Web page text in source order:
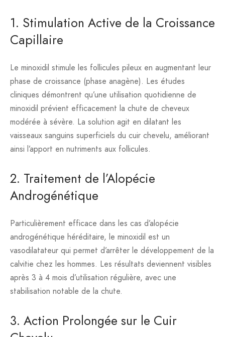
1. Stimulation Active de la Croissance
Capillaire
Le minoxidil stimule les follicules pileux en augmentant leur
phase de croissance (phase anagène). Les études
cliniques démontrent qu’une utilisation quotidienne de
minoxidil prévient efficacement la chute de cheveux
modérée à sévère. La solution agit en dilatant les
vaisseaux sanguins superficiels du cuir chevelu, améliorant
ainsi l’apport en nutriments aux follicules.
2. Traitement de l’Alopécie
Androgénétique
Particulièrement efficace dans les cas d’alopécie
androgénétique héréditaire, le minoxidil est un
vasodilatateur qui permet d’arrêter le développement de la
calvitie chez les hommes. Les résultats deviennent visibles
après 3 à 4 mois d’utilisation régulière, avec une
stabilisation notable de la chute.
3. Action Prolongée sur le Cuir